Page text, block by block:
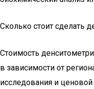
Сколько стоит сделать
Стоимость
в зависимости от
исследования и